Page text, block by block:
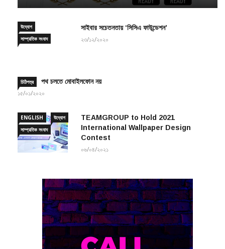
উদ্যোগ
সাম্প্রতিক সংবাদ
সাইবার সচেতনতায় ‘সিসিএ ফাউন্ডেশন’
২৩/১২/২০২০
চিঠিপত্র পথ চলতে মোবাইলফোন নয়
১৫/০১/২০২০
ENGLISH
উদ্যোগ
সাম্প্রতিক সংবাদ
TEAMGROUP to Hold 2021
International Wallpaper Design
Contest
০৬/০৪/২০২১